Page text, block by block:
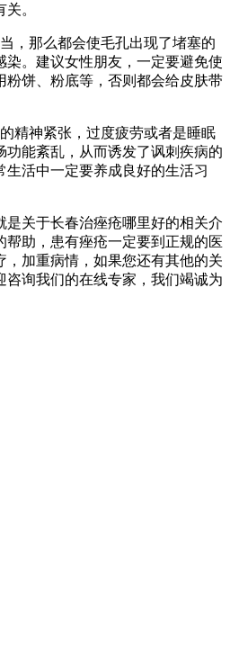
。
，那么都会使毛孔出现了堵塞的
染。建议女性朋友，一定要避免使
粉饼、粉底等，否则都会给皮肤带
精神紧张，过度疲劳或者是睡眠
功能紊乱，从而诱发了讽刺疾病的
生活中一定要养成良好的生活习
是关于长春治痤疮哪里好的相关介
帮助，患有痤疮一定要到正规的医
，加重病情，如果您还有其他的关
咨询我们的在线专家，我们竭诚为